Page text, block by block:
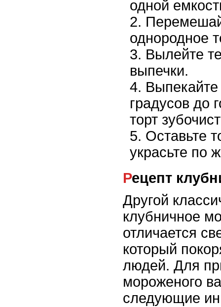
одной
однородное
Вылейте
выпечки.
градусов до
торт
Оставьте
украсьте по
Рецепт
Другой
клубничное
отличается
который
людей. Для
мороженого
следующие